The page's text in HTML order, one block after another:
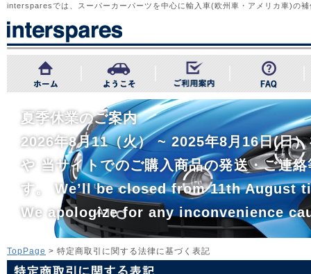
intersparesでは、スーパーカーパーツを中心に輸入車(欧州車・アメリカ車)の
夏季休業のご案内
2026年8月11（火） ~ 2025年8月16日(日
や 当サイトでのご購入商品の発送・ご連
す。 We’ll be closed from 11th August
We apologize for any inconvenience
TopPage > 特定商取引に関する法律に基づく表記